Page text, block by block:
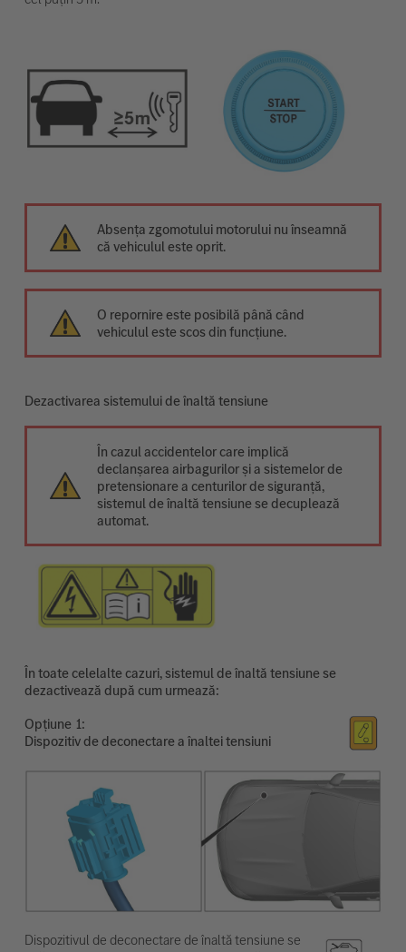
Absența zgomotului motorului nu înseamnă
că vehiculul este oprit.
O repornire este posibilă până când
vehiculul este scos din funcțiune.
Dezactivarea sistemului de înaltă tensiune
În cazul accidentelor care implică
declanșarea airbagurilor și a sistemelor de
pretensionare a centurilor de siguranță,
sistemul de înaltă tensiune se decuplează
automat.
În toate celelalte cazuri, sistemul de înaltă tensiune se
dezactivează după cum urmează:
Opțiune
Dispozitiv de deconectare a înaltei tensiuni
Dispozitivul de deconectare de înaltă tensiune se